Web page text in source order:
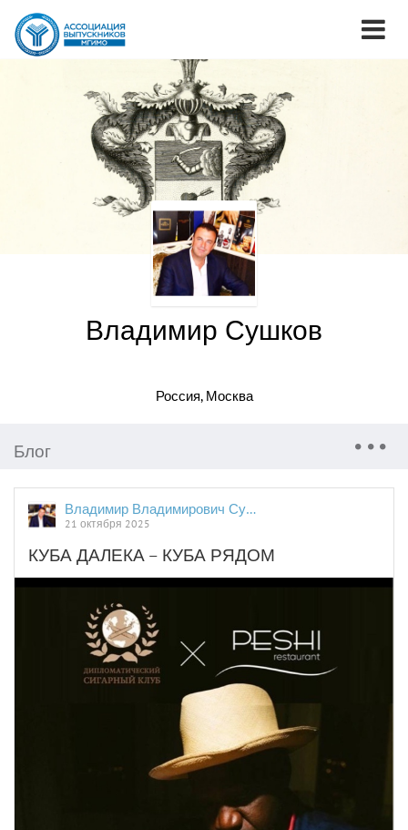
Владимир Сушков
Россия, Москва
Блог
Владимир Владимирович Сушков
21 октября 2025
КУБА ДАЛЕКА – КУБА РЯДОМ